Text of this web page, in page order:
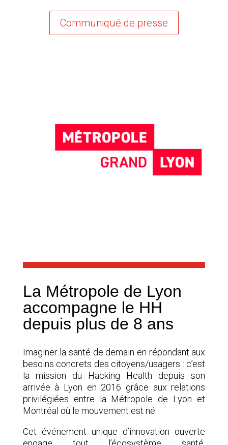
Communiqué de presse
La Métropole de Lyon
accompagne le HH
depuis plus de 8 ans
Imaginer la santé de demain en répondant aux
besoins concrets des citoyens/usagers : c’est
la mission du Hacking Health depuis son
arrivée à Lyon en 2016 grâce aux relations
privilégiées entre la Métropole de Lyon et
Montréal où le mouvement est né.
Cet événement unique d’innovation ouverte